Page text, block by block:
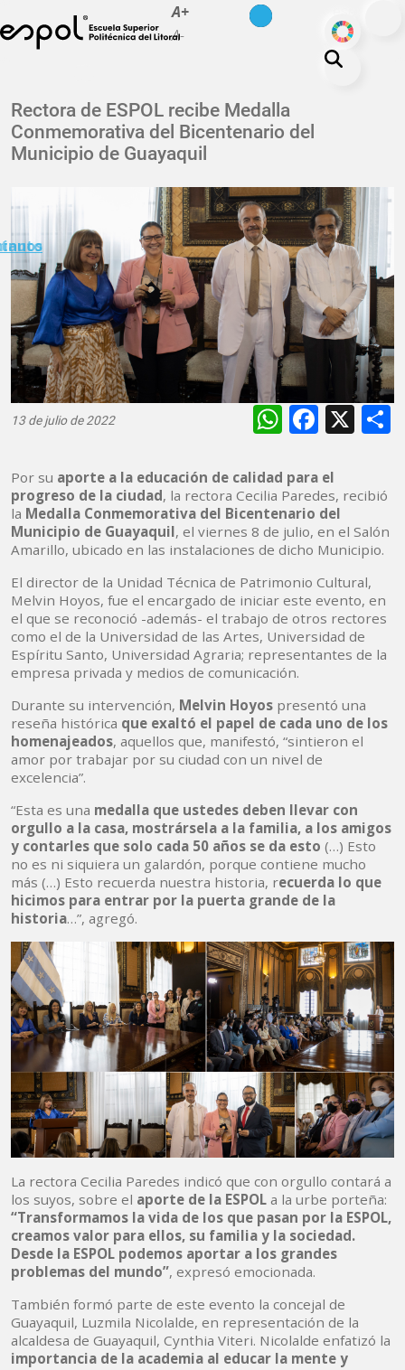
Pasar al contenido principal
A+
A-
ODS
La ESPOL
Educación
Vida politécnica
Nuestra Huella
Transparencia
Rectora de ESPOL recibe Medalla
Conmemorativa del Bicentenario del
Municipio de Guayaquil
13 de julio de 2022 X
Por su aporte a la educación de calidad para el
progreso de la ciudad, la rectora Cecilia Paredes, recibió
la Medalla Conmemorativa del Bicentenario del
Municipio de Guayaquil, el viernes 8 de julio, en el Salón
Amarillo, ubicado en las instalaciones de dicho Municipio.
El director de la Unidad Técnica de Patrimonio Cultural,
Melvin Hoyos, fue el encargado de iniciar este evento, en
el que se reconoció -además- el trabajo de otros rectores
como el de la Universidad de las Artes, Universidad de
Espíritu Santo, Universidad Agraria; representantes de la
empresa privada y medios de comunicación.
Durante su intervención, Melvin Hoyos presentó una
reseña histórica que exaltó el papel de cada uno de los
homenajeados, aquellos que, manifestó, “sintieron el
amor por trabajar por su ciudad con un nivel de
excelencia”.
“Esta es una medalla que ustedes deben llevar con
orgullo a la casa, mostrársela a la familia, a los amigos
y contarles que solo cada 50 años se da esto (…) Esto
no es ni siquiera un galardón, porque contiene mucho
más (…) Esto recuerda nuestra historia, recuerda lo que
hicimos para entrar por la puerta grande de la
historia…”, agregó.
La rectora Cecilia Paredes indicó que con orgullo contará a
los suyos, sobre el aporte de la ESPOL a la urbe porteña:
“Transformamos la vida de los que pasan por la ESPOL,
creamos valor para ellos, su familia y la sociedad.
Desde la ESPOL podemos aportar a los grandes
problemas del mundo”, expresó emocionada.
También formó parte de este evento la concejal de
Guayaquil, Luzmila Nicolalde, en representación de la
alcaldesa de Guayaquil, Cynthia Viteri. Nicolalde enfatizó la
importancia de la academia al educar la mente y